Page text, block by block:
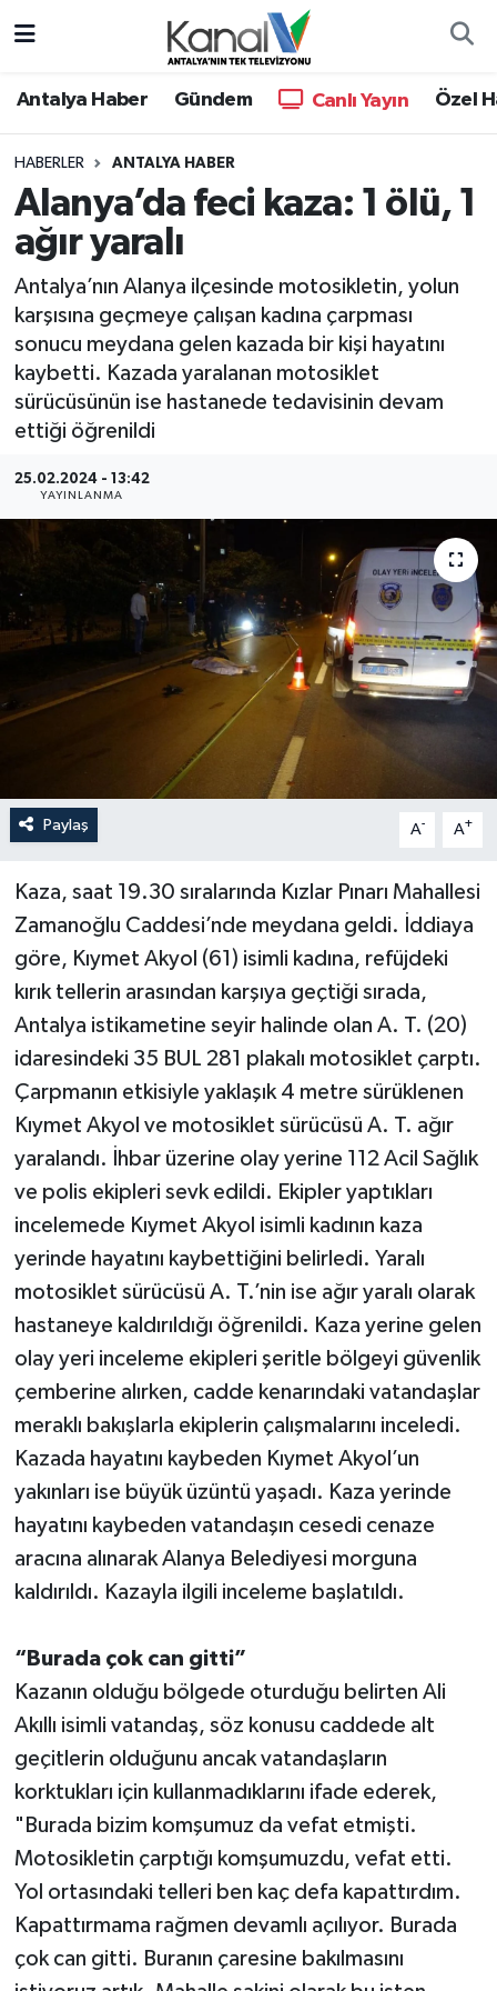
Antalya Haber Gündem Canlı Yayın Özel
HABERLER ANTALYA HABER
Alanya’da feci kaza: 1 ölü, 1
ağır yaralı
Antalya’nın Alanya ilçesinde motosikletin, yolun
karşısına geçmeye çalışan kadına çarpması
sonucu meydana gelen kazada bir kişi hayatını
kaybetti. Kazada yaralanan motosiklet
sürücüsünün ise hastanede tedavisinin devam
ettiği öğrenildi
25.02.2024 - 13:42
YAYINLANMA
Paylaş A- A+
Kaza, saat 19.30 sıralarında Kızlar Pınarı Mahallesi
Zamanoğlu Caddesi’nde meydana geldi. İddiaya
göre, Kıymet Akyol (61) isimli kadına, refüjdeki
kırık tellerin arasından karşıya geçtiği sırada,
Antalya istikametine seyir halinde olan A. T. (20)
idaresindeki 35 BUL 281 plakalı motosiklet çarptı.
Çarpmanın etkisiyle yaklaşık 4 metre sürüklenen
Kıymet Akyol ve motosiklet sürücüsü A. T. ağır
yaralandı. İhbar üzerine olay yerine 112 Acil Sağlık
ve polis ekipleri sevk edildi. Ekipler yaptıkları
incelemede Kıymet Akyol isimli kadının kaza
yerinde hayatını kaybettiğini belirledi. Yaralı
motosiklet sürücüsü A. T.’nin ise ağır yaralı olarak
hastaneye kaldırıldığı öğrenildi. Kaza yerine gelen
olay yeri inceleme ekipleri şeritle bölgeyi güvenlik
çemberine alırken, cadde kenarındaki vatandaşlar
meraklı bakışlarla ekiplerin çalışmalarını inceledi.
Kazada hayatını kaybeden Kıymet Akyol’un
yakınları ise büyük üzüntü yaşadı. Kaza yerinde
hayatını kaybeden vatandaşın cesedi cenaze
aracına alınarak Alanya Belediyesi morguna
kaldırıldı. Kazayla ilgili inceleme başlatıldı.
“Burada çok can gitti”
Kazanın olduğu bölgede oturduğu belirten Ali
Akıllı isimli vatandaş, söz konusu caddede alt
geçitlerin olduğunu ancak vatandaşların
korktukları için kullanmadıklarını ifade ederek,
"Burada bizim komşumuz da vefat etmişti.
Motosikletin çarptığı komşumuzdu, vefat etti.
Yol ortasındaki telleri ben kaç defa kapattırdım.
Kapattırmama rağmen devamlı açılıyor. Burada
çok can gitti. Buranın çaresine bakılmasını
Antalya Haber
Dünya
Eğitim
Ekonomi
Gündem
Günün Manşetleri
Haber Kuşakları
KANALV Spor
Kültür Sanat
Magazin
Sağlık
Sosyal medya
Spor
Teknoloji
Televizyon
Turizm
Yaşam
Hava Durumu
Trafik Durumu
Süper Lig Puan Durumu ve Fikstür
Tüm Manşetler
Son Dakika Haberleri
Haber Arşivi